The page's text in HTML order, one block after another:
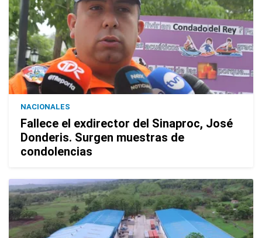
NACIONALES
Fallece el exdirector del Sinaproc, José
Donderis. Surgen muestras de
condolencias